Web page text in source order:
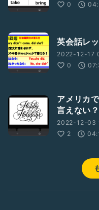
0
英会話レ
2022-12-17
0
アメリカ
言えない？
2022-12-03
2